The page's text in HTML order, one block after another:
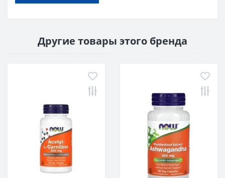
Другие товары этого бренда